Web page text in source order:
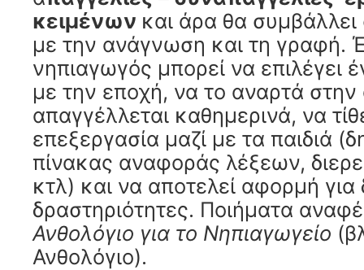
κειμένων και άρα θα
με την ανάγνωση και τη γραφή.
νηπιαγωγός μπορεί να επιλέγει
με την εποχή, να το αναρτά στην
απαγγέλλεται καθημερινά, να
επεξεργασία μαζί με τα παιδιά
πίνακας αναφοράς λέξεων,
κτλ) και να αποτελεί αφορμή για
δραστηριότητες. Ποιήματα
Ανθολόγιο για το Νηπιαγωγείο
Ανθολόγιο).